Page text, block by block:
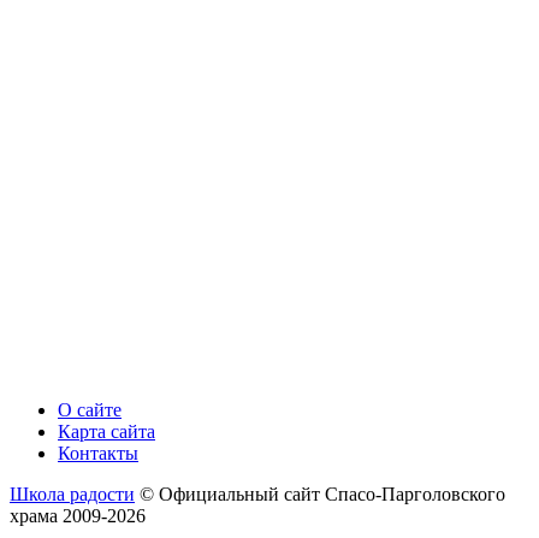
О сайте
Карта сайта
Контакты
Школа радости © Официальный сайт Спасо-Парголовского
храма 2009-2026